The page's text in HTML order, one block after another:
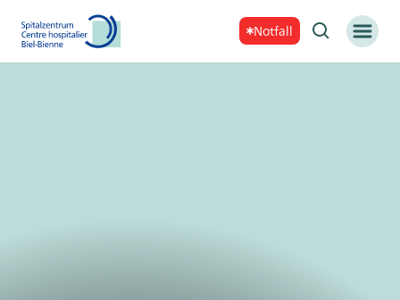
Notfall